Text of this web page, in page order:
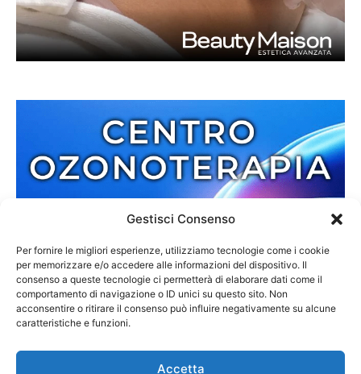
Gestisci Consenso
Per fornire le migliori esperienze, utilizziamo tecnologie come i cookie
per memorizzare e/o accedere alle informazioni del dispositivo. Il
consenso a queste tecnologie ci permetterà di elaborare dati come il
comportamento di navigazione o ID unici su questo sito. Non
acconsentire o ritirare il consenso può influire negativamente su alcune
caratteristiche e funzioni.
Accetta